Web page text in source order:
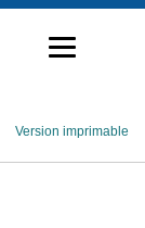
Version imprimable